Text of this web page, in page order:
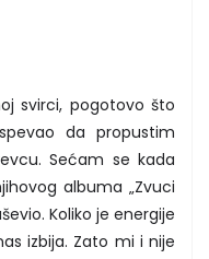
svirci, pogotovo što
da propustim
Sećam se kada
albuma „Zvuci
Koliko je energije
izbija. Zato mi i nije